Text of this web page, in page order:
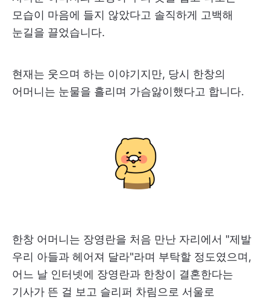
모습이 마음에 들지 않았다고 솔직하게 고백해
눈길을 끌었습니다.
현재는 웃으며 하는 이야기지만, 당시 한창의
어머니는 눈물을 흘리며 가슴앓이했다고 합니다.
한창 어머니는 장영란을 처음 만난 자리에서 "제발
우리 아들과 헤어져 달라"라며 부탁할 정도였으며,
어느 날 인터넷에 장영란과 한창이 결혼한다는
기사가 뜬 걸 보고 슬리퍼 차림으로 서울로